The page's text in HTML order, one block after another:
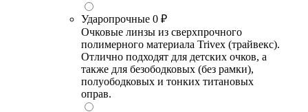
Ударопрочные 0 ₽
Очковые линзы из сверхпрочного
полимерного материала Trivex (трайвекс).
Отлично подходят для детских очков, а
также для безободковых (без рамки),
полуободковых и тонких титановых
оправ.